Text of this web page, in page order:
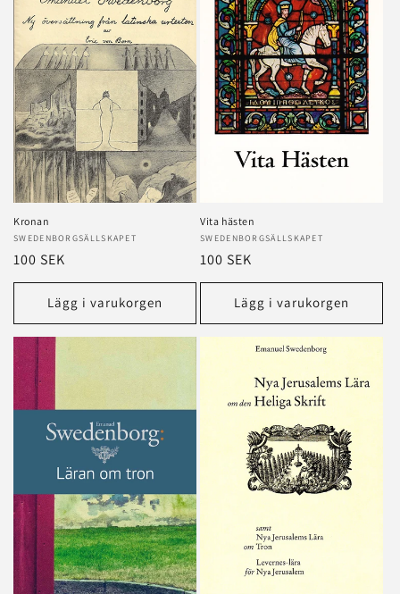
Kronan
Säljare:
SWEDENBORGSÄLLSKAPET
Ordinarie
pris
100 SEK
Lägg i varukorgen
Vita hästen
Säljare:
SWEDENBORGSÄLLSKAPET
Ordinarie
pris
100 SEK
Lägg i varukorgen